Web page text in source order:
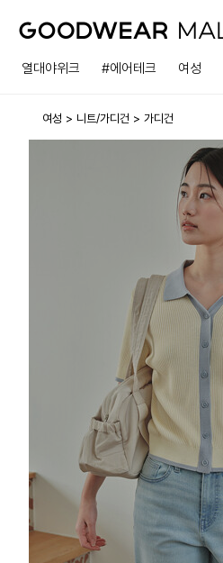
열대야위크 #에어테크 여성
여성 니트/가디건 가디건